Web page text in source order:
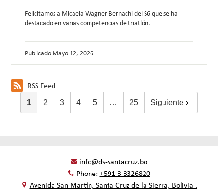
Felicitamos a Micaela Wagner Bernachi del S6 que se ha
destacado en varias competencias de triatlón.
Publicado Mayo 12, 2026
RSS Feed
1 2 3 4 5 … 25 Siguiente
info@ds-santacruz.bo
Phone: +591 3 3326820
Avenida San Martín, Santa Cruz de la Sierra, Bolivia .